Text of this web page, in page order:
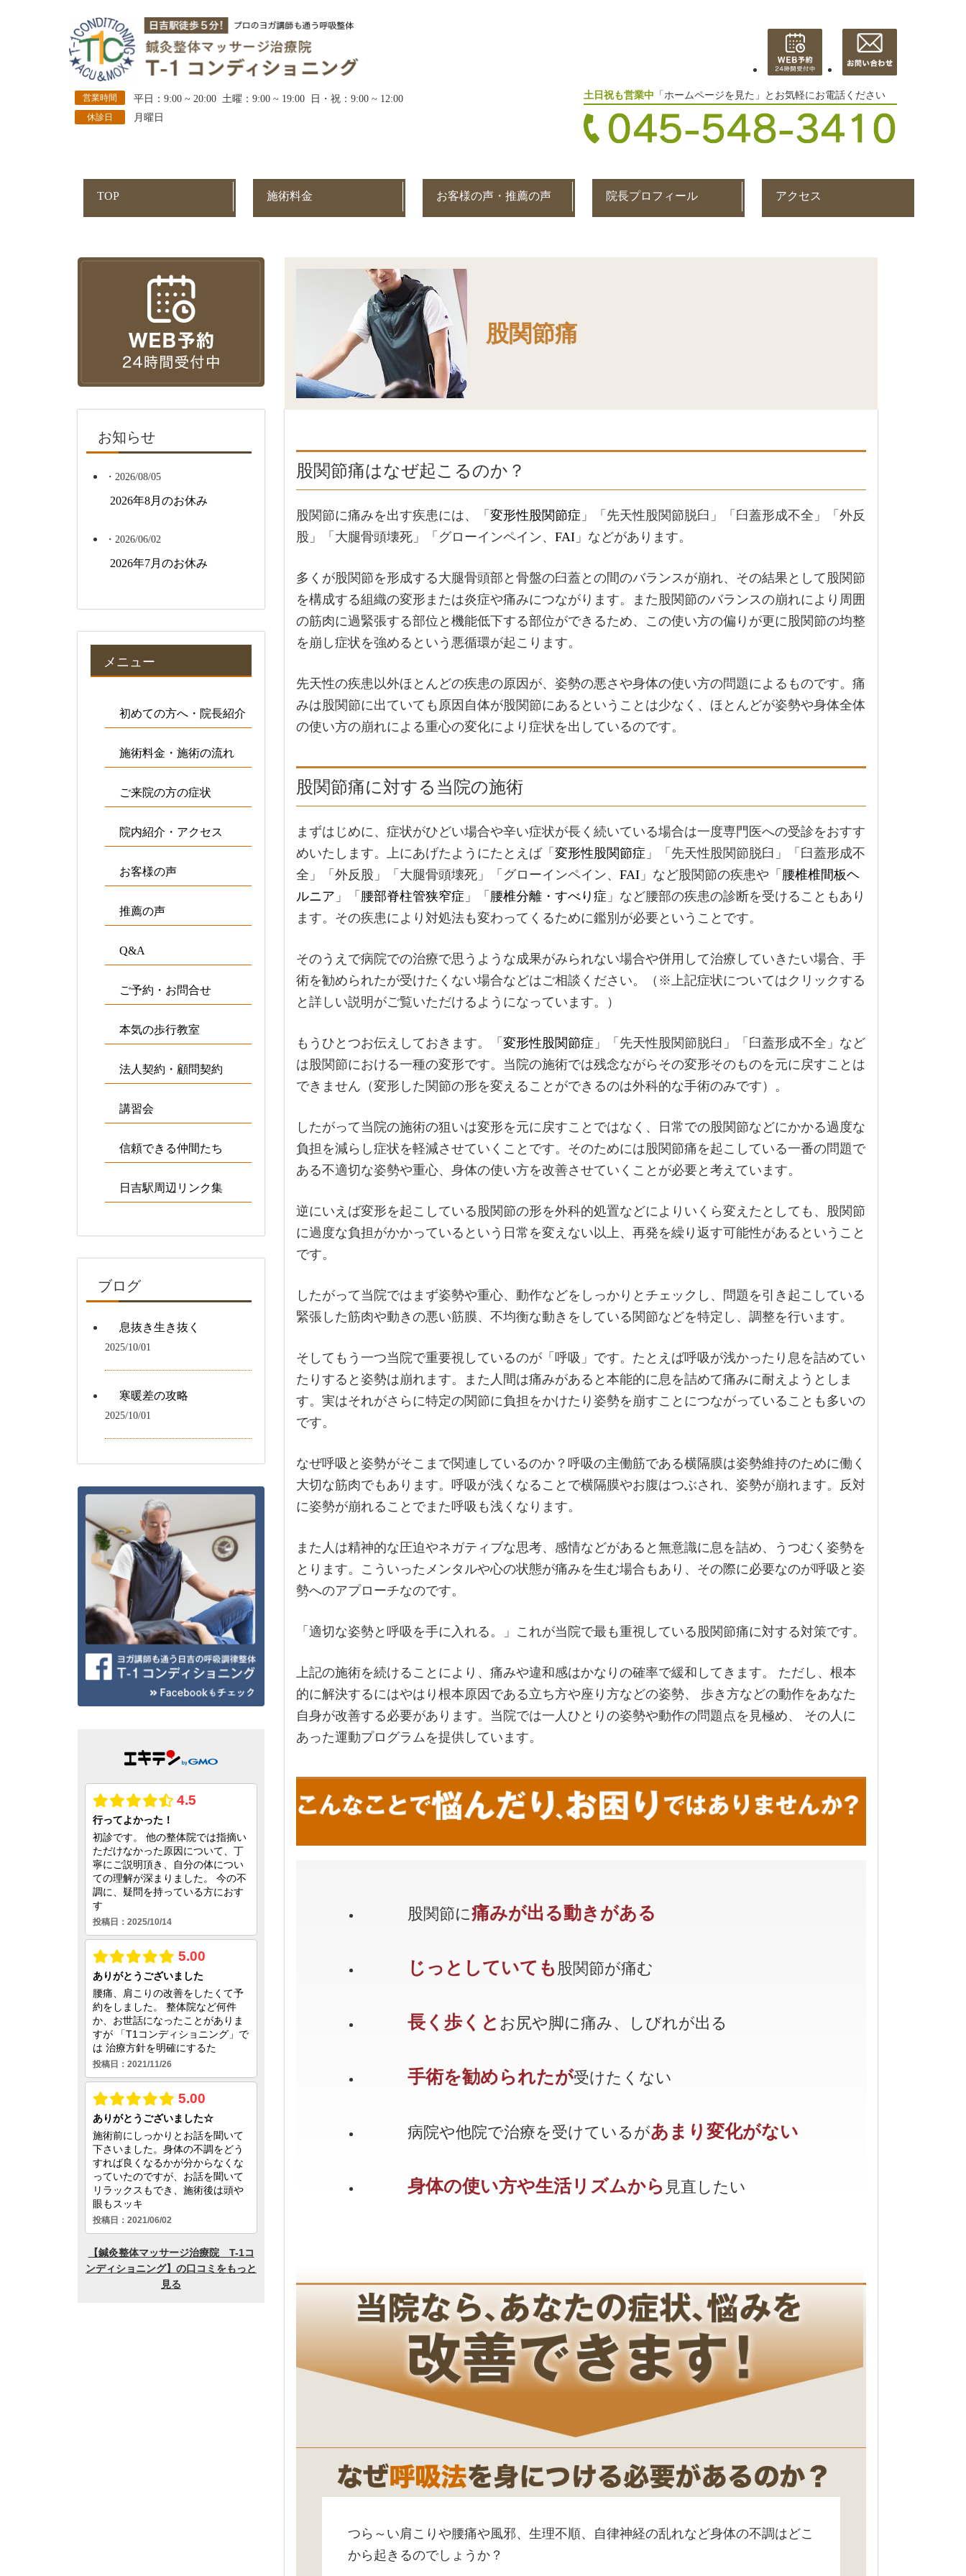
営業時間 平日：9:00 ~ 20:00 土曜：9:00 ~ 19:00 日・祝：9:00 ~ 12:00
休診日 月曜日
土日祝も営業中 「ホームページを見た」とお気軽にお電話ください
TOP 施術料金 お客様の声・推薦の声 院長プロフィール アクセス
お知らせ
・2026/08/05
2026年8月のお休み
・2026/06/02
2026年7月のお休み
メニュー
初めての方へ・院長紹介
施術料金・施術の流れ
ご来院の方の症状
院内紹介・アクセス
お客様の声
推薦の声
Q&A
ご予約・お問合せ
本気の歩行教室
法人契約・顧問契約
講習会
信頼できる仲間たち
日吉駅周辺リンク集
ブログ
息抜き生き抜く
2025/10/01
寒暖差の攻略
2025/10/01
股関節痛
股関節痛はなぜ起こるのか？
股関節に痛みを出す疾患には、「 変形性股関節症 」「先天性股関節脱臼」「臼蓋形成不全」「外反
股」「大腿骨頭壊死」「グローインペイン、 FAI」などがあります。
多くが股関節を形成する大腿骨頭部と骨盤の臼蓋との間のバランスが崩れ、その結果として股関節
を構成する組織の変形または炎症や痛みにつながります。また股関節のバランスの崩れにより周囲
の筋肉に過緊張する部位と機能低下する部位ができるため、この使い方の偏りが更に股関節の均整
を崩し症状を強めるという悪循環が起こります。
先天性の疾患以外ほとんどの疾患の原因が、姿勢の悪さや身体の使い方の問題によるものです。痛
みは股関節に出ていても原因自体が股関節にあるということは少なく、ほとんどが姿勢や身体全体
の使い方の崩れによる重心の変化により症状を出しているのです。
股関節痛に対する当院の施術
まずはじめに、症状がひどい場合や辛い症状が長く続いている場合は一度専門医への受診をおすす
めいたします。上にあげたようにたとえば「 変形性股関節症 」「先天性股関節脱臼」「臼蓋形成不
全」「外反股」「大腿骨頭壊死」「グローインペイン、 FAI」など股関節の疾患や「 腰椎椎間板ヘ
ルニア 」「 腰部脊柱管狭窄症 」「 腰椎分離・すべり症 」など腰部の疾患の診断を受けることもあり
ます。その疾患により対処法も変わってくるために鑑別が必要ということです。
そのうえで病院での治療で思うような成果がみられない場合や併用して治療していきたい場合、手
術を勧められたが受けたくない場合などはご相談ください。（※上記症状についてはクリックする
と詳しい説明がご覧いただけるようになっています。）
もうひとつお伝えしておきます。「 変形性股関節症 」「先天性股関節脱臼」「臼蓋形成不全」など
は股関節における一種の変形です。当院の施術では残念ながらその変形そのものを元に戻すことは
できません（変形した関節の形を変えることができるのは外科的な手術のみです）。
したがって当院の施術の狙いは変形を元に戻すことではなく、日常での股関節などにかかる過度な
負担を減らし症状を軽減させていくことです。そのためには股関節痛を起こしている一番の問題で
ある不適切な姿勢や重心、身体の使い方を改善させていくことが必要と考えています。
逆にいえば変形を起こしている股関節の形を外科的処置などによりいくら変えたとしても、股関節
に過度な負担がかかっているという日常を変えない以上、再発を繰り返す可能性があるということ
です。
したがって当院ではまず姿勢や重心、動作などをしっかりとチェックし、問題を引き起こしている
緊張した筋肉や動きの悪い筋膜、不均衡な動きをしている関節などを特定し、調整を行います。
そしてもう一つ当院で重要視しているのが「呼吸」です。たとえば呼吸が浅かったり息を詰めてい
たりすると姿勢は崩れます。また人間は痛みがあると本能的に息を詰めて痛みに耐えようとしま
す。実はそれがさらに特定の関節に負担をかけたり姿勢を崩すことにつながっていることも多いの
です。
なぜ呼吸と姿勢がそこまで関連しているのか？呼吸の主働筋である横隔膜は姿勢維持のために働く
大切な筋肉でもあります。呼吸が浅くなることで横隔膜やお腹はつぶされ、姿勢が崩れます。反対
に姿勢が崩れることでまた呼吸も浅くなります。
また人は精神的な圧迫やネガティブな思考、感情などがあると無意識に息を詰め、うつむく姿勢を
とります。こういったメンタルや心の状態が痛みを生む場合もあり、その際に必要なのが呼吸と姿
勢へのアプローチなのです。
「適切な姿勢と呼吸を手に入れる。」これが当院で最も重視している股関節痛に対する対策です。
上記の施術を続けることにより、痛みや違和感はかなりの確率で緩和してきます。 ただし、根本
的に解決するにはやはり根本原因である立ち方や座り方などの姿勢、 歩き方などの動作をあなた
自身が改善する必要があります。当院では一人ひとりの姿勢や動作の問題点を見極め、 その人に
あった運動プログラムを提供しています。
股関節に痛みが出る動きがある
じっとしていても 股関節が痛む
長く歩くと お尻や脚に痛み、しびれが出る
手術を勧められたが受けたくない
病院や他院で治療を受けているがあまり変化がない
身体の使い方や生活リズムから 見直したい
つら～い肩こりや腰痛や風邪、生理不順、自律神経の乱れなど身体の不調はどこ
から起きるのでしょうか？